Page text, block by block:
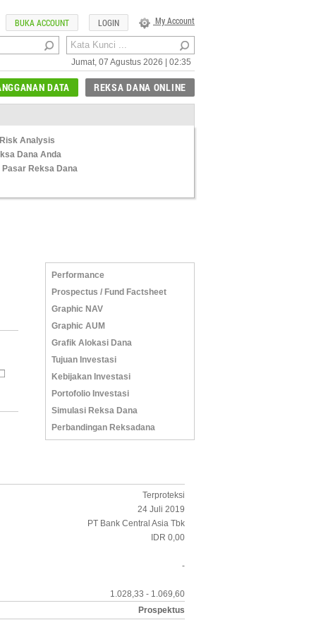
Jumat, 07 Agustus 2026 | 02:35
My Account
LOGIN
BUKA ACCOUNT
REKSA DANA ONLINE
DATA
Analysis
Dana Anda
Pasar Reksa Dana
Performance
Prospectus / Fund Factsheet
Graphic NAV
Graphic AUM
Grafik Alokasi Dana
Tujuan Investasi
Kebijakan Investasi
Portofolio Investasi
Simulasi Reksa Dana
Perbandingan Reksadana
Terproteksi
24 Juli 2019
PT Bank Central Asia Tbk
IDR 0,00
-
1.028,33 - 1.069,60
Prospektus